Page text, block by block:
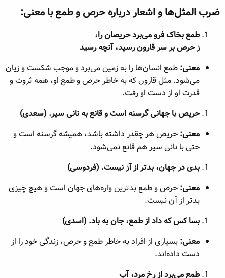
معنی:بسیاری از افراد به خاطر طمع و حرص، زندگی خود را
ضرب‌ المثل‌ها و اشعار درباره حرص و طمع با معنی‌:​
طمع بخاک فرو می‌برد حریصان را،
ز حرص بر سر قارون رسید، آنچه رسید
معنی: طمع انسان‌ها را به زمین می‌برد و موجب شکست و زیان
می‌شود. مثل قارون که به خاطر حرص و طمع او، همه ثروت و
قدرت او از دست او رفت.
حریص با جهانی گرسنه است و قانع به نانی سیر. (سعدی)
معنی: حریص هر چقدر داشته باشد، همیشه گرسنه است و
حتی با نانی سیر هم قانع نمی‌شود.
بدی در جهان، بدتر از آز نیست. (فردوسی)
معنی: حرص و طمع بدترین واره‌های جهان است و هیچ چیزی
بدتر از آن نیست.
بسا کس که داد از طمع، جان به باد. (اسدی)
معنی: بسیاری از افراد به خاطر طمع و حرص، زندگی خود را از
دست داده‌اند.
طمع می‌برد از رخ مرد، آب